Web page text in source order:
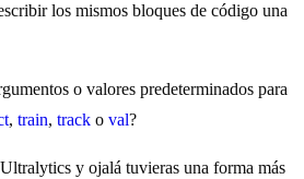
los mismos bloques de código una
o valores predeterminados para
, train, track o val?
y ojalá tuvieras una forma más